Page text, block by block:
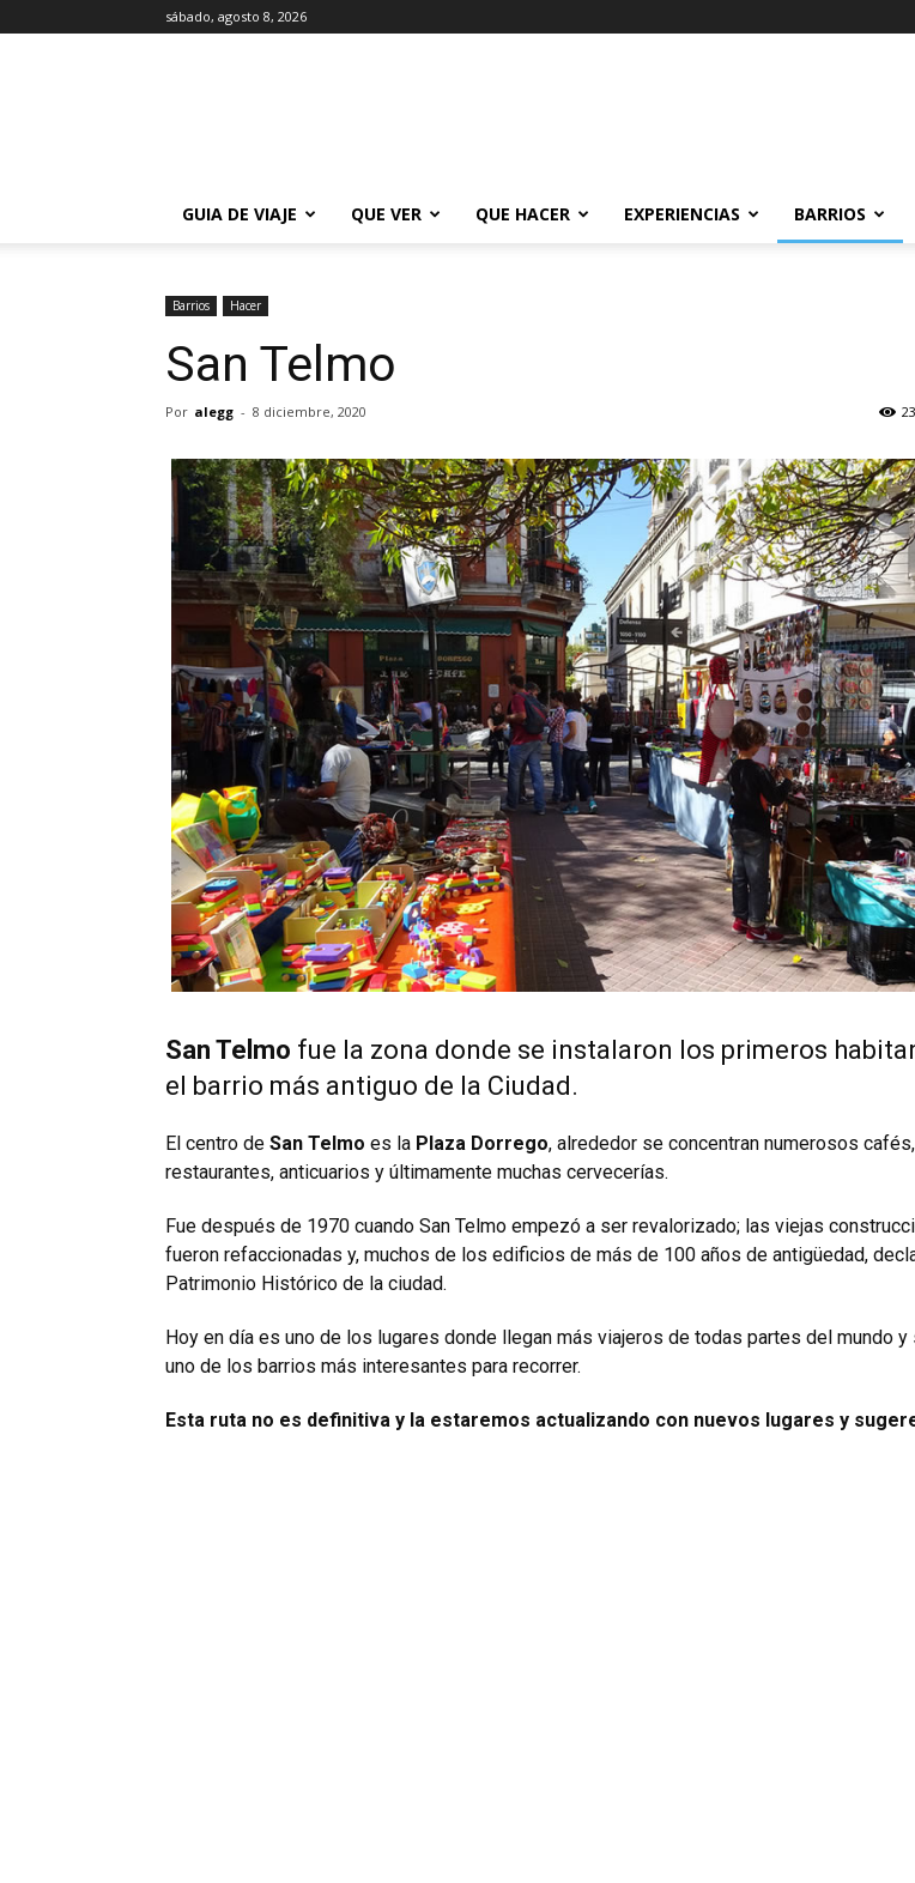
sábado, agosto 8, 2026
GUIA DE VIAJE
QUE VER QUE HACER EXPERIENCIAS BARRIOS
Barrios Hacer
San Telmo
Por alegg - 8 diciembre, 2020
San Telmo fue la zona donde se instalaron los primeros
el barrio más antiguo de la Ciudad.
El centro de San Telmo es la Plaza Dorrego, alrededor se concentran numerosos cafés,
restaurantes, anticuarios y últimamente muchas cervecerías.
Fue después de 1970 cuando San Telmo empezó a ser revalorizado; las viejas
fueron refaccionadas y, muchos de los edificios de más de 100 años de antigüedad,
Patrimonio Histórico de la ciudad.
Hoy en día es uno de los lugares donde llegan más viajeros de todas partes del mundo y
uno de los barrios más interesantes para recorrer.
Esta ruta no es definitiva y la estaremos actualizando con nuevos lugares y